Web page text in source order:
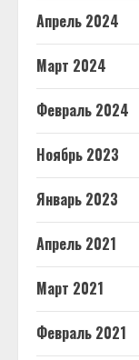
Апрель 2024
Март 2024
Февраль 2024
Ноябрь 2023
Январь 2023
Апрель 2021
Март 2021
Февраль 2021